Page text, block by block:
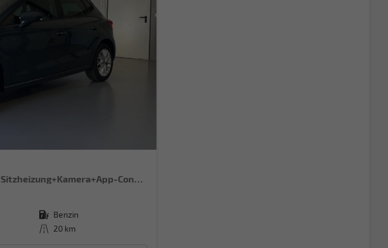
Style 80PS Voll-LED+Kessy+PDC+Alarm+Sitzheizung+Kamera+App-Connect
Kraftstoff Benzin
Kilometerstand 20 km